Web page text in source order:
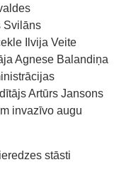
Svilāns
Ilvija Veite
Agnese Balandiņa
Artūrs Jansons
invazīvo augu
stāsti